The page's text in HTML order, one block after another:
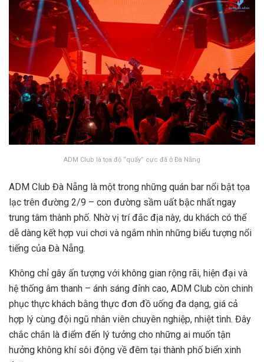
ADM Club là tọa độ “quẩy” cực đã ở Đà Nẵng
ADM Club Đà Nẵng là một trong những quán bar nổi bật tọa
lạc trên đường 2/9 – con đường sầm uất bậc nhất ngay
trung tâm thành phố. Nhờ vị trí đắc địa này, du khách có thể
dễ dàng kết hợp vui chơi và ngắm nhìn những biểu tượng nổi
tiếng của Đà Nẵng.
Không chỉ gây ấn tượng với không gian rộng rãi, hiện đại và
hệ thống âm thanh – ánh sáng đỉnh cao, ADM Club còn chinh
phục thực khách bằng thực đơn đồ uống đa dạng, giá cả
hợp lý cùng đội ngũ nhân viên chuyên nghiệp, nhiệt tình. Đây
chắc chắn là điểm đến lý tưởng cho những ai muốn tận
hưởng không khí sôi động về đêm tại thành phố biển xinh